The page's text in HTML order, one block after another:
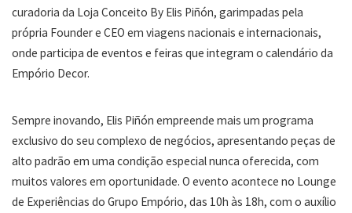
curadoria da Loja Conceito By Elis Piñón, garimpadas pela
própria Founder e CEO em viagens nacionais e internacionais,
onde participa de eventos e feiras que integram o calendário da
Empório Decor.
Sempre inovando, Elis Piñón empreende mais um programa
exclusivo do seu complexo de negócios, apresentando peças de
alto padrão em uma condição especial nunca oferecida, com
muitos valores em oportunidade. O evento acontece no Lounge
de Experiências do Grupo Empório, das 10h às 18h, com o auxílio